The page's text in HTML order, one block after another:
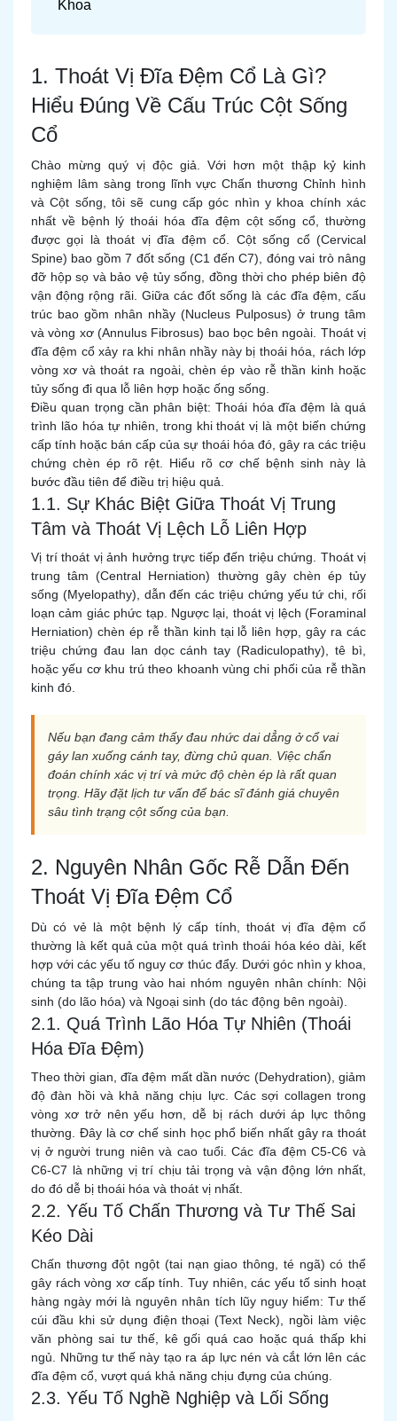
Khoa
1. Thoát Vị Đĩa Đệm Cổ Là Gì?
Hiểu Đúng Về Cấu Trúc Cột Sống
Cổ
Chào mừng quý vị độc giả. Với hơn một thập kỷ kinh
nghiệm lâm sàng trong lĩnh vực Chấn thương Chỉnh hình
và Cột sống, tôi sẽ cung cấp góc nhìn y khoa chính xác
nhất về bệnh lý thoái hóa đĩa đệm cột sống cổ, thường
được gọi là thoát vị đĩa đệm cổ. Cột sống cổ (Cervical
Spine) bao gồm 7 đốt sống (C1 đến C7), đóng vai trò nâng
đỡ hộp sọ và bảo vệ tủy sống, đồng thời cho phép biên độ
vận động rộng rãi. Giữa các đốt sống là các đĩa đệm, cấu
trúc bao gồm nhân nhầy (Nucleus Pulposus) ở trung tâm
và vòng xơ (Annulus Fibrosus) bao bọc bên ngoài. Thoát vị
đĩa đệm cổ xảy ra khi nhân nhầy này bị thoái hóa, rách lớp
vòng xơ và thoát ra ngoài, chèn ép vào rễ thần kinh hoặc
tủy sống đi qua lỗ liên hợp hoặc ống sống.
Điều quan trọng cần phân biệt: Thoái hóa đĩa đệm là quá
trình lão hóa tự nhiên, trong khi thoát vị là một biến chứng
cấp tính hoặc bán cấp của sự thoái hóa đó, gây ra các triệu
chứng chèn ép rõ rệt. Hiểu rõ cơ chế bệnh sinh này là
bước đầu tiên để điều trị hiệu quả.
1.1. Sự Khác Biệt Giữa Thoát Vị Trung
Tâm và Thoát Vị Lệch Lỗ Liên Hợp
Vị trí thoát vị ảnh hưởng trực tiếp đến triệu chứng. Thoát vị
trung tâm (Central Herniation) thường gây chèn ép tủy
sống (Myelopathy), dẫn đến các triệu chứng yếu tứ chi, rối
loạn cảm giác phức tạp. Ngược lại, thoát vị lệch (Foraminal
Herniation) chèn ép rễ thần kinh tại lỗ liên hợp, gây ra các
triệu chứng đau lan dọc cánh tay (Radiculopathy), tê bì,
hoặc yếu cơ khu trú theo khoanh vùng chi phối của rễ thần
kinh đó.
Nếu bạn đang cảm thấy đau nhức dai dẳng ở cổ vai
gáy lan xuống cánh tay, đừng chủ quan. Việc chẩn
đoán chính xác vị trí và mức độ chèn ép là rất quan
trọng. Hãy đặt lịch tư vấn để bác sĩ đánh giá chuyên
sâu tình trạng cột sống của bạn.
2. Nguyên Nhân Gốc Rễ Dẫn Đến
Thoát Vị Đĩa Đệm Cổ
Dù có vẻ là một bệnh lý cấp tính, thoát vị đĩa đệm cổ
thường là kết quả của một quá trình thoái hóa kéo dài, kết
hợp với các yếu tố nguy cơ thúc đẩy. Dưới góc nhìn y khoa,
chúng ta tập trung vào hai nhóm nguyên nhân chính: Nội
sinh (do lão hóa) và Ngoại sinh (do tác động bên ngoài).
2.1. Quá Trình Lão Hóa Tự Nhiên (Thoái
Hóa Đĩa Đệm)
Theo thời gian, đĩa đệm mất dần nước (Dehydration), giảm
độ đàn hồi và khả năng chịu lực. Các sợi collagen trong
vòng xơ trở nên yếu hơn, dễ bị rách dưới áp lực thông
thường. Đây là cơ chế sinh học phổ biến nhất gây ra thoát
vị ở người trung niên và cao tuổi. Các đĩa đệm C5-C6 và
C6-C7 là những vị trí chịu tải trọng và vận động lớn nhất,
do đó dễ bị thoái hóa và thoát vị nhất.
2.2. Yếu Tố Chấn Thương và Tư Thế Sai
Kéo Dài
Chấn thương đột ngột (tai nạn giao thông, té ngã) có thể
gây rách vòng xơ cấp tính. Tuy nhiên, các yếu tố sinh hoạt
hàng ngày mới là nguyên nhân tích lũy nguy hiểm: Tư thế
cúi đầu khi sử dụng điện thoại (Text Neck), ngồi làm việc
văn phòng sai tư thế, kê gối quá cao hoặc quá thấp khi
ngủ. Những tư thế này tạo ra áp lực nén và cắt lớn lên các
đĩa đệm cổ, vượt quá khả năng chịu đựng của chúng.
2.3. Yếu Tố Nghề Nghiệp và Lối Sống